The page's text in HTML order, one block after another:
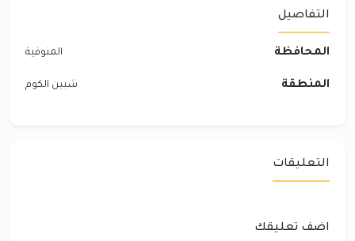
التفاصيل
المحافظة المنوفية
المنطقة شبين الكوم
التعليقات
اضف تعليقك